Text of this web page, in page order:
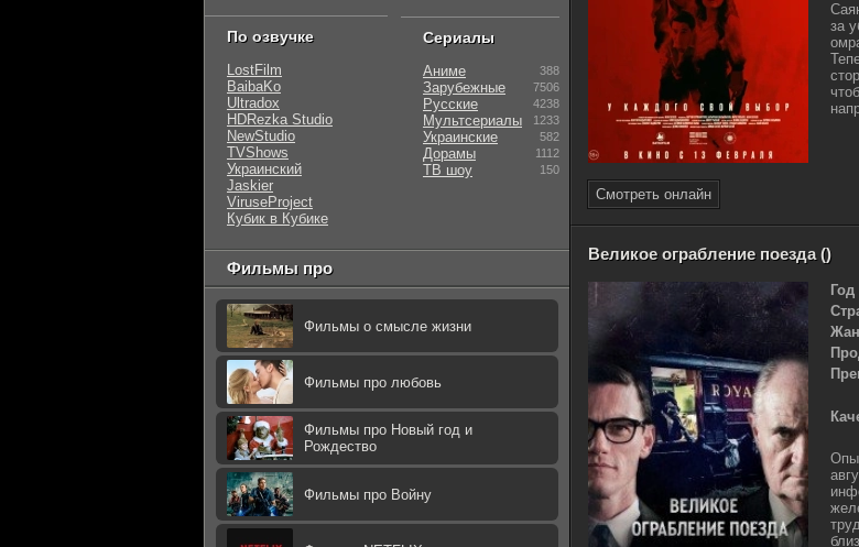
за
Смотреть онлайн
Великое ограбление поезда ()
По озвучке
LostFilm
BaibaKo
Ultradox
HDRezka Studio
NewStudio
TVShows
Украинский
Jaskier
ViruseProject
Кубик в Кубике
Сериалы
Аниме 388
Зарубежные 7506
Русские 4238
Мультсериалы 1233
Украинские 582
Дорамы 1112
ТВ шоу 150
Фильмы про
Фильмы о смысле жизни
Фильмы про любовь
Фильмы про Новый год и
Рождество
Фильмы про Войну